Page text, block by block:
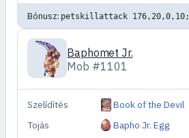
Bónusz: petskillattack 176,20,0,10;
Baphomet Jr.
Mob #1101
Szelídítés
Book of the Devil
Tojás
Bapho Jr. Egg